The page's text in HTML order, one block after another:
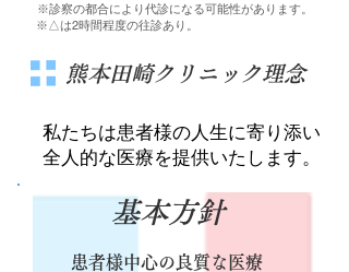
※診察の都合により代診になる可能性があります。
※△は2時間程度の往診あり。
熊本田崎クリニック理念
私たちは患者様の人生に寄り添い
全人的な医療を提供いたします。
基本方針
患者様中心の良質な医療